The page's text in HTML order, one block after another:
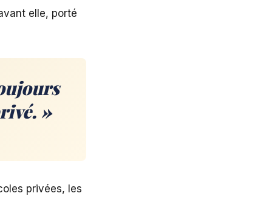
elle, porté
»
privées, les